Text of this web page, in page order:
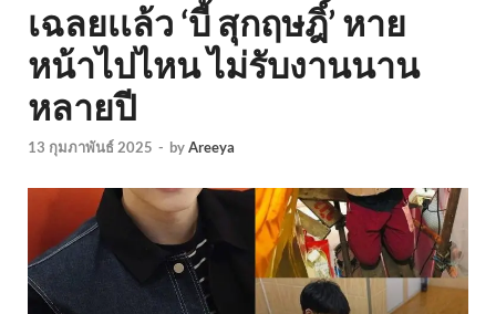
เฉลยเเล้ว ‘บี้ สุกฤษฎิ์’ หาย
หน้าไปไหน ไม่รับงานนาน
หลายปี
13 กุมภาพันธ์ 2025 - byAreeya